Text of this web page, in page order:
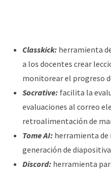
Classkick: herramienta
a los docentes crear
monitorear el progreso
Socrative: facilita la
evaluaciones al correo
retroalimentación de
Tome AI: herramienta
generación de
Discord: herramienta